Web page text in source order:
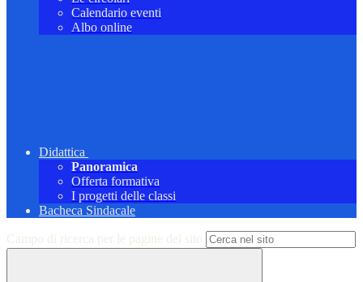
Calendario eventi
Albo online
Didattica
Panoramica
Offerta formativa
I progetti delle classi
Bacheca Sindacale
Campo di ricerca per le pagine del sito